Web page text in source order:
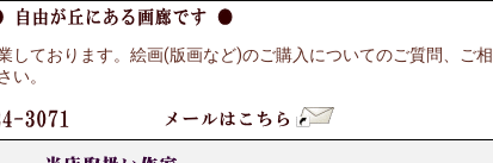
しております。絵画(版画など)のご購入についてのご質問、ご相
い。